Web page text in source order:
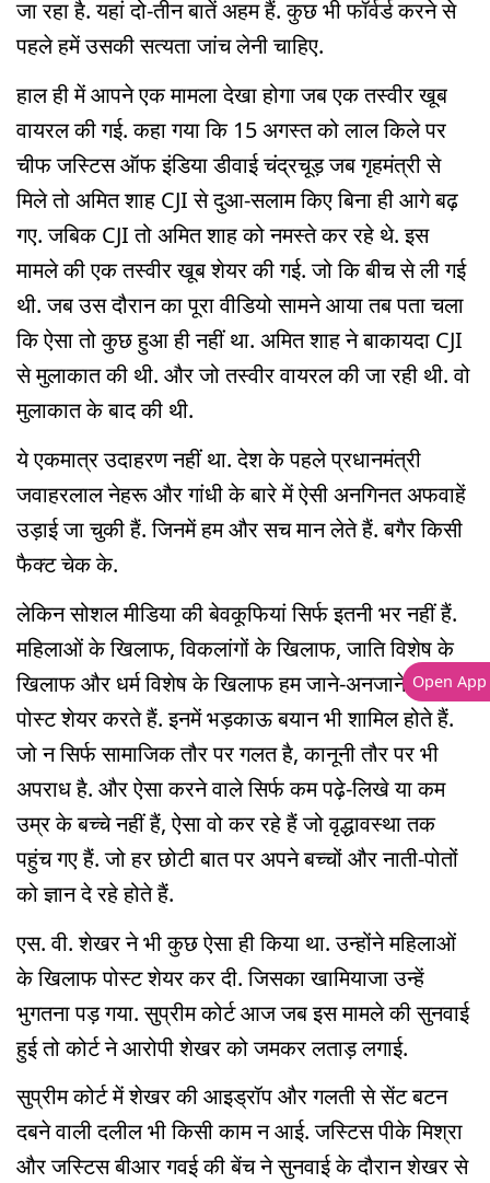
जा रहा है. यहां दो-तीन बातें अहम हैं. कुछ भी फॉर्वर्ड करने से
पहले हमें उसकी सत्यता जांच लेनी चाहिए.
हाल ही में आपने एक मामला देखा होगा जब एक तस्वीर खूब
वायरल की गई. कहा गया कि 15 अगस्त को लाल किले पर
चीफ जस्टिस ऑफ इंडिया डीवाई चंद्रचूड़ जब गृहमंत्री से
मिले तो अमित शाह CJI से दुआ-सलाम किए बिना ही आगे बढ़
गए. जबिक CJI तो अमित शाह को नमस्ते कर रहे थे. इस
मामले की एक तस्वीर खूब शेयर की गई. जो कि बीच से ली गई
थी. जब उस दौरान का पूरा वीडियो सामने आया तब पता चला
कि ऐसा तो कुछ हुआ ही नहीं था. अमित शाह ने बाकायदा CJI
से मुलाकात की थी. और जो तस्वीर वायरल की जा रही थी. वो
मुलाकात के बाद की थी.
ये एकमात्र उदाहरण नहीं था. देश के पहले प्रधानमंत्री
जवाहरलाल नेहरू और गांधी के बारे में ऐसी अनगिनत अफवाहें
उड़ाई जा चुकी हैं. जिनमें हम और सच मान लेते हैं. बगैर किसी
फैक्ट चेक के.
लेकिन सोशल मीडिया की बेवकूफियां सिर्फ इतनी भर नहीं हैं.
महिलाओं के खिलाफ, विकलांगों के खिलाफ, जाति विशेष के
खिलाफ और धर्म विशेष के खिलाफ हम जाने-अनजाने ऐसी
पोस्ट शेयर करते हैं. इनमें भड़काऊ बयान भी शामिल होते हैं.
जो न सिर्फ सामाजिक तौर पर गलत है, कानूनी तौर पर भी
अपराध है. और ऐसा करने वाले सिर्फ कम पढ़े-लिखे या कम
उम्र के बच्चे नहीं हैं, ऐसा वो कर रहे हैं जो वृद्धावस्था तक
पहुंच गए हैं. जो हर छोटी बात पर अपने बच्चों और नाती-पोतों
को ज्ञान दे रहे होते हैं.
एस. वी. शेखर ने भी कुछ ऐसा ही किया था. उन्होंने महिलाओं
के खिलाफ पोस्ट शेयर कर दी. जिसका खामियाजा उन्हें
भुगतना पड़ गया. सुप्रीम कोर्ट आज जब इस मामले की सुनवाई
हुई तो कोर्ट ने आरोपी शेखर को जमकर लताड़ लगाई.
सुप्रीम कोर्ट में शेखर की आइड्रॉप और गलती से सेंट बटन
दबने वाली दलील भी किसी काम न आई. जस्टिस पीके मिश्रा
और जस्टिस बीआर गवई की बेंच ने सुनवाई के दौरान शेखर से
Open App